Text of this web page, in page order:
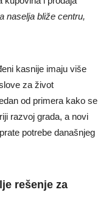
naselja bliže centru,
kasnije imaju više
za život
od primera kako se
razvoj grada, a novi
potrebe današnjeg
rešenje za